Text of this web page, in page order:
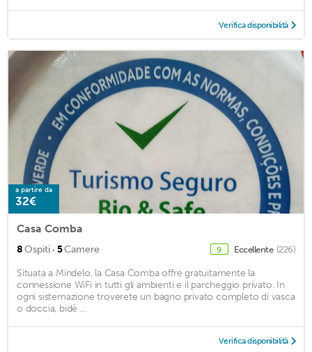
Verifica disponibilità
a partire da
32€
Casa Comba
8Ospiti · 5Camere 9 Eccellente (226)
Situata a Mindelo, la Casa Comba offre gratuitamente la
connessione WiFi in tutti gli ambienti e il parcheggio privato. In
ogni sistemazione troverete un bagno privato completo di vasca
o doccia, bidè ...
Verifica disponibilità